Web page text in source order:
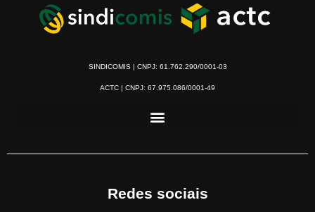
SINDICOMIS | CNPJ: 61.762.290/0001-03
ACTC | CNPJ: 67.975.086/0001-49
Redes sociais